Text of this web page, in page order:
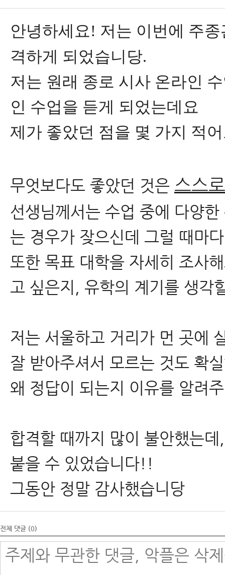
안녕하세요! 저는 이번에 주
격하게 되었습니당.
저는 원래 종로 시사 온라인
인 수업을 듣게 되었는데요
제가 좋았던 점을 몇 가지 적
무엇보다도 좋았던 것은 스스
선생님께서는 수업 중에 다양
는 경우가 잦으신데 그럴 때마
또한 목표 대학을 자세히 조사
고 싶은지, 유학의 계기를 생각
저는 서울하고 거리가 먼 곳에
잘 받아주셔서 모르는 것도 확
왜 정답이 되는지 이유를 알려
합격할 때까지 많이 불안했는
붙을 수 있었습니다!!
그동안 정말 감사했습니당
전체 댓글 (0)